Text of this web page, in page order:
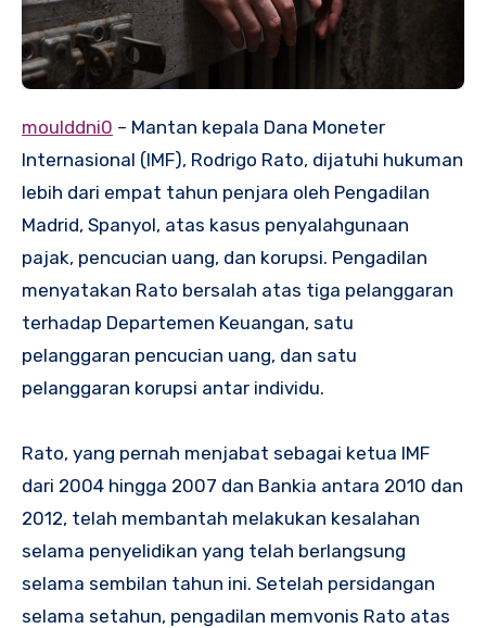
moulddni0 – Mantan kepala Dana Moneter
Internasional (IMF), Rodrigo Rato, dijatuhi hukuman
lebih dari empat tahun penjara oleh Pengadilan
Madrid, Spanyol, atas kasus penyalahgunaan
pajak, pencucian uang, dan korupsi. Pengadilan
menyatakan Rato bersalah atas tiga pelanggaran
terhadap Departemen Keuangan, satu
pelanggaran pencucian uang, dan satu
pelanggaran korupsi antar individu.
Rato, yang pernah menjabat sebagai ketua IMF
dari 2004 hingga 2007 dan Bankia antara 2010 dan
2012, telah membantah melakukan kesalahan
selama penyelidikan yang telah berlangsung
selama sembilan tahun ini. Setelah persidangan
selama setahun, pengadilan memvonis Rato atas